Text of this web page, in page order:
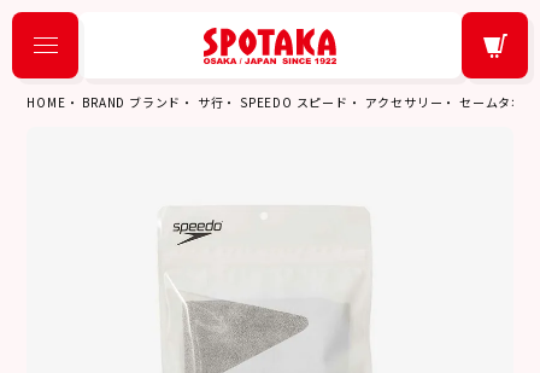
HOME BRAND ブランド サ行 SPEEDO スピード アクセサリー セームタオル